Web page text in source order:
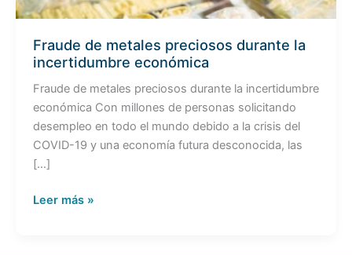
Fraude de metales preciosos durante la
incertidumbre económica
Fraude de metales preciosos durante la incertidumbre
económica Con millones de personas solicitando
desempleo en todo el mundo debido a la crisis del
COVID-19 y una economía futura desconocida, las
[…]
Leer más »